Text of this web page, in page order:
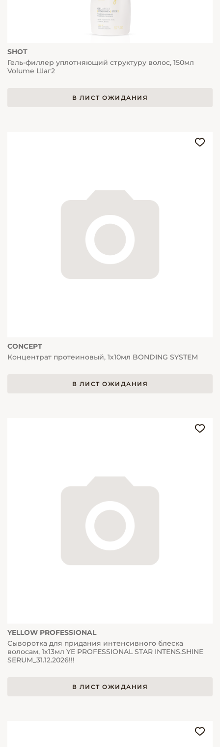
SHOT
Гель-филлер уплотняющий структуру волос, 150мл
Volume Шаг2
В ЛИСТ ОЖИДАНИЯ
CONCEPT
Концентрат протеиновый, 1х10мл BONDING SYSTEM
В ЛИСТ ОЖИДАНИЯ
YELLOW PROFESSIONAL
Сыворотка для придания интенсивного блеска
волосам, 1х13мл YE PROFESSIONAL STAR INTENS.SHINE
SERUM_31.12.2026!!!
В ЛИСТ ОЖИДАНИЯ